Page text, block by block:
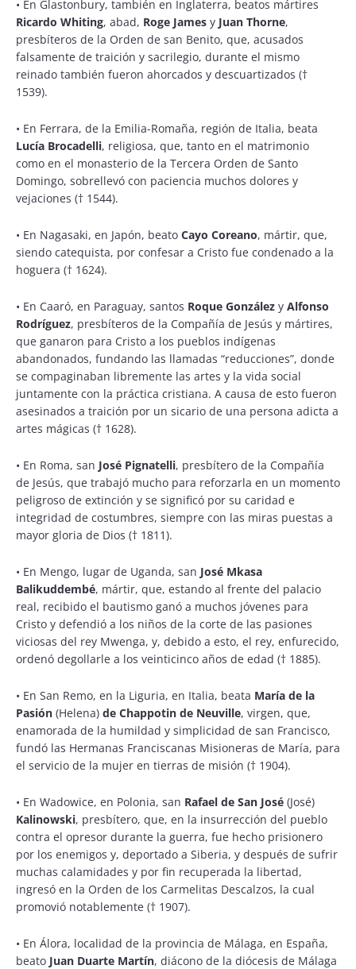
• En Glastonbury, también en Inglaterra, beatos mártires
Ricardo Whiting, abad, Roge James y Juan Thorne,
presbíteros de la Orden de san Benito, que, acusados
falsamente de traición y sacrilegio, durante el mismo
reinado también fueron ahorcados y descuartizados (†
1539).
• En Ferrara, de la Emilia-Romaña, región de Italia, beata
Lucía Brocadelli, religiosa, que, tanto en el matrimonio
como en el monasterio de la Tercera Orden de Santo
Domingo, sobrellevó con paciencia muchos dolores y
vejaciones († 1544).
• En Nagasaki, en Japón, beato Cayo Coreano, mártir, que,
siendo catequista, por confesar a Cristo fue condenado a la
hoguera († 1624).
• En Caaró, en Paraguay, santos Roque González y Alfonso
Rodríguez, presbíteros de la Compañía de Jesús y mártires,
que ganaron para Cristo a los pueblos indígenas
abandonados, fundando las llamadas “reducciones”, donde
se compaginaban libremente las artes y la vida social
juntamente con la práctica cristiana. A causa de esto fueron
asesinados a traición por un sicario de una persona adicta a
artes mágicas († 1628).
• En Roma, san José Pignatelli, presbítero de la Compañía
de Jesús, que trabajó mucho para reforzarla en un momento
peligroso de extinción y se significó por su caridad e
integridad de costumbres, siempre con las miras puestas a
mayor gloria de Dios († 1811).
• En Mengo, lugar de Uganda, san José Mkasa
Balikuddembé, mártir, que, estando al frente del palacio
real, recibido el bautismo ganó a muchos jóvenes para
Cristo y defendió a los niños de la corte de las pasiones
viciosas del rey Mwenga, y, debido a esto, el rey, enfurecido,
ordenó degollarle a los veinticinco años de edad († 1885).
• En San Remo, en la Liguria, en Italia, beata María de la
Pasión (Helena) de Chappotin de Neuville, virgen, que,
enamorada de la humildad y simplicidad de san Francisco,
fundó las Hermanas Franciscanas Misioneras de María, para
el servicio de la mujer en tierras de misión († 1904).
• En Wadowice, en Polonia, san Rafael de San José (José)
Kalinowski, presbítero, que, en la insurrección del pueblo
contra el opresor durante la guerra, fue hecho prisionero
por los enemigos y, deportado a Siberia, y después de sufrir
muchas calamidades y por fin recuperada la libertad,
ingresó en la Orden de los Carmelitas Descalzos, la cual
promovió notablemente († 1907).
• En Álora, localidad de la provincia de Málaga, en España,
beato Juan Duarte Martín, diácono de la diócesis de Málaga